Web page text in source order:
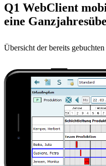
Q1 WebClient
eine
Übersicht der bereits